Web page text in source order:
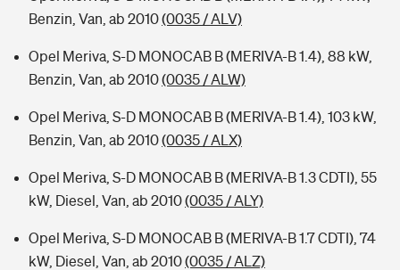
Benzin, Van, ab 2010(0035 / ALV)
Opel Meriva, S-D MONOCAB B (MERIVA-B 1.4), 88 kW,
Benzin, Van, ab 2010(0035 / ALW)
Opel Meriva, S-D MONOCAB B (MERIVA-B 1.4), 103 kW,
Benzin, Van, ab 2010(0035 / ALX)
Opel Meriva, S-D MONOCAB B (MERIVA-B 1.3 CDTI), 55
kW, Diesel, Van, ab 2010(0035 / ALY)
Opel Meriva, S-D MONOCAB B (MERIVA-B 1.7 CDTI), 74
kW, Diesel, Van, ab 2010(0035 / ALZ)